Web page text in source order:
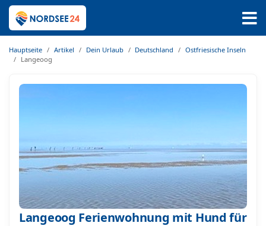
Hauptseite Artikel Dein Urlaub Deutschland
Ostfriesische Inseln
Langeoog
Langeoog Ferienwohnung mit Hund für